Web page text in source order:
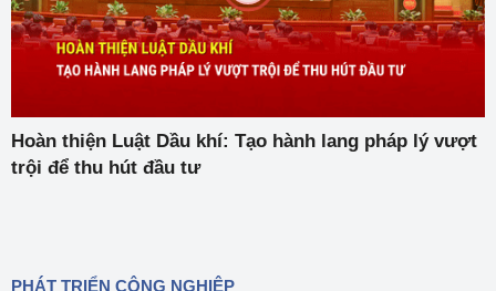
Hoàn thiện Luật Dầu khí: Tạo hành lang pháp lý vượt
trội để thu hút đầu tư
PHÁT TRIỂN CÔNG NGHIỆP